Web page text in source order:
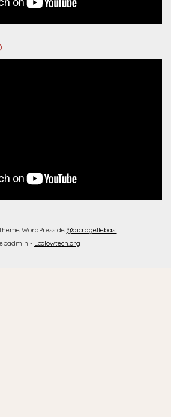
WordPress de @aicragellebasi
- Ecolowtech.org